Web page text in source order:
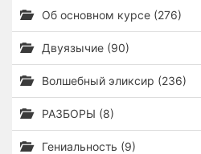
Об основном курсе (276)
Двуязычие (90)
Волшебный эликсир (236)
РАЗБОРЫ (8)
Гениальность (9)